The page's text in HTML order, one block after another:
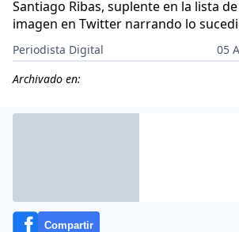
Santiago Ribas, suplente en la lista
imagen en Twitter narrando lo
Periodista Digital
05
Archivado en:
Compartir